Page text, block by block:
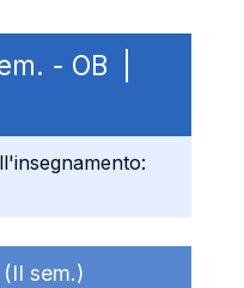
- OB |
sem.)